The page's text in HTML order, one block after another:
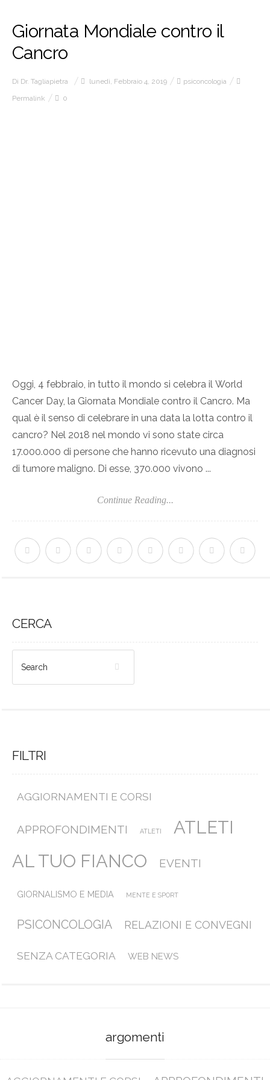
Atleti Al Tuo Fianco
Rassegna stampa
Giornata Mondiale contro il
Cancro
Di Dr. Tagliapietra lunedì, Febbraio 4, 2019
psiconcologia
Permalink
0
Oggi, 4 febbraio, in tutto il mondo si celebra il World
Cancer Day, la Giornata Mondiale contro il Cancro. Ma
qual è il senso di celebrare in una data la lotta contro il
cancro? Nel 2018 nel mondo vi sono state circa
17.000.000 di persone che hanno ricevuto una diagnosi
di tumore maligno. Di esse, 370.000 vivono ...
Continue Reading...
CERCA
FILTRI
AGGIORNAMENTI E CORSI
APPROFONDIMENTI ATLETI
ATLETI
AL TUO FIANCO
EVENTI
GIORNALISMO E MEDIA MENTE E SPORT
PSICONCOLOGIA RELAZIONI E CONVEGNI
SENZA CATEGORIA WEB NEWS
argomenti